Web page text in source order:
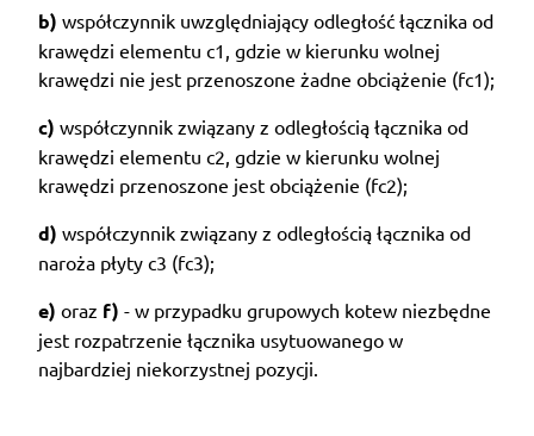
b) współczynnik uwzględniający odległość łącznika od
krawędzi elementu c1, gdzie w kierunku wolnej
krawędzi nie jest przenoszone żadne obciążenie (fc1);
c) współczynnik związany z odległością łącznika od
krawędzi elementu c2, gdzie w kierunku wolnej
krawędzi przenoszone jest obciążenie (fc2);
d) współczynnik związany z odległością łącznika od
naroża płyty c3 (fc3);
e) oraz f) - w przypadku grupowych kotew niezbędne
jest rozpatrzenie łącznika usytuowanego w
najbardziej niekorzystnej pozycji.